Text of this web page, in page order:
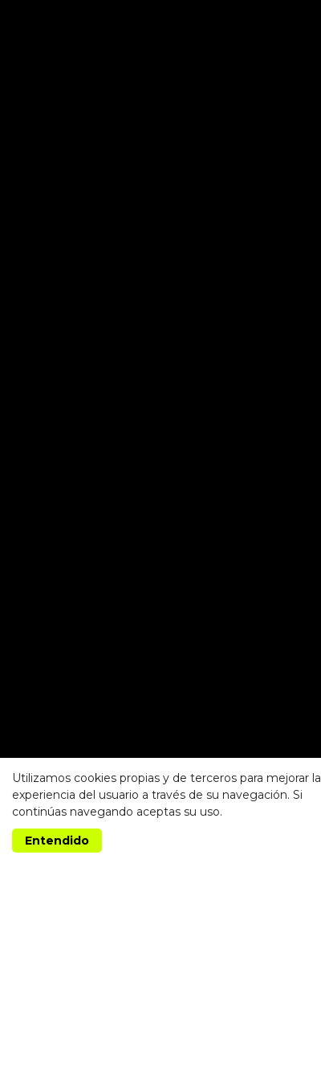
Utilizamos cookies propias y de terceros para mejorar la
experiencia del usuario a través de su navegación. Si
continúas navegando aceptas su uso.
Entendido